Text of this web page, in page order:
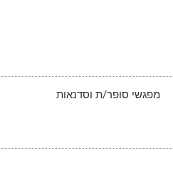
מפגשי סופר/ת וסדנאות